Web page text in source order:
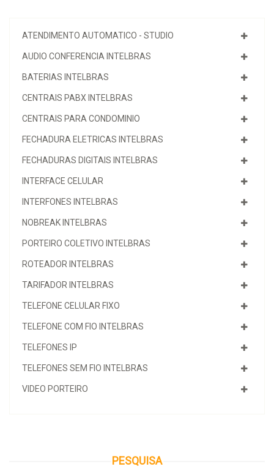
ATENDIMENTO AUTOMATICO - STUDIO
AUDIO CONFERENCIA INTELBRAS
BATERIAS INTELBRAS
CENTRAIS PABX INTELBRAS
CENTRAIS PARA CONDOMINIO
FECHADURA ELETRICAS INTELBRAS
FECHADURAS DIGITAIS INTELBRAS
INTERFACE CELULAR
INTERFONES INTELBRAS
NOBREAK INTELBRAS
PORTEIRO COLETIVO INTELBRAS
ROTEADOR INTELBRAS
TARIFADOR INTELBRAS
TELEFONE CELULAR FIXO
TELEFONE COM FIO INTELBRAS
TELEFONES IP
TELEFONES SEM FIO INTELBRAS
VIDEO PORTEIRO
PESQUISA